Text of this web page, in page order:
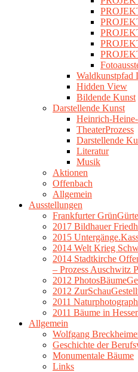
Waldkunstpfad
Hidden View
Bildende Kunst
Darstellende Kunst
Heinrich-
TheaterProzess
Darstellende
Literatur
Musik
Aktionen
Offenbach
Allgemein
Ausstellungen
Frankfurter
2017 Bildhauer
2015
2014 Welt Krieg
2014 Stadtkirche
– Prozess Auschwitz
2012
2012
2011
2011 Bäume in
Allgemein
Wolfgang
Geschichte der
Monumentale Bäume
Links